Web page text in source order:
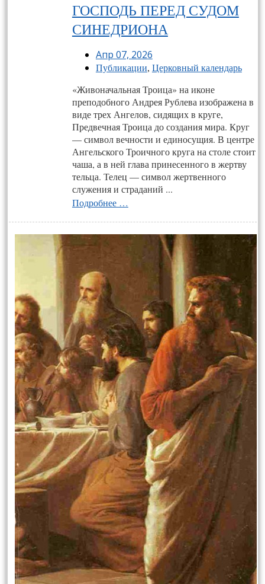
ГОСПОДЬ ПЕРЕД СУДОМ
СИНЕДРИОНА
Апр 07, 2026
Публикации, Церковный календарь
«Живоначальная Троица» на иконе
преподобного Андрея Рублева изображена в
виде трех Ангелов, сидящих в круге,
Предвечная Троица до создания мира. Круг
— символ вечности и единосущия. В центре
Ангельского Троичного круга на столе стоит
чаша, а в ней глава принесенного в жертву
тель­ца. Телец — символ жертвенного
служения и страданий ...
Подробнее …